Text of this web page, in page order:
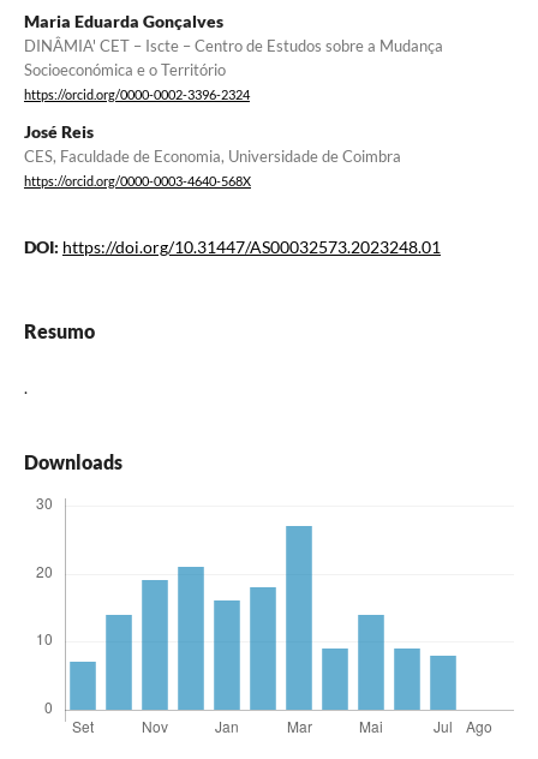
Maria Eduarda Gonçalves
DINÂMIA' CET – Iscte – Centro de Estudos sobre a Mudança
Socioeconómica e o Território
https://orcid.org/0000-0002-3396-2324
José Reis
CES, Faculdade de Economia, Universidade de Coimbra
https://orcid.org/0000-0003-4640-568X
DOI: https://doi.org/10.31447/AS00032573.2023248.01
Resumo
.
Downloads